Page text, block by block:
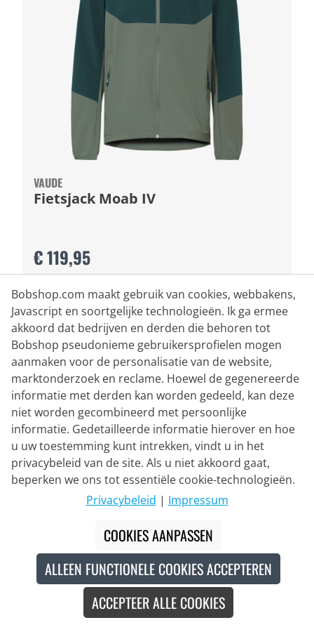
VAUDE
Fietsjack Moab IV
€ 119,95
Nieuw
VAUDE
Fietsjack Moab IV
Eco-certificaat
Bobshop.com maakt gebruik van cookies, webbakens,
Javascript en soortgelijke technologieën. Ik ga ermee
akkoord dat bedrijven en derden die behoren tot
Bobshop pseudonieme gebruikersprofielen mogen
aanmaken voor de personalisatie van de website,
marktonderzoek en reclame. Hoewel de gegenereerde
informatie met derden kan worden gedeeld, kan deze
niet worden gecombineerd met persoonlijke
informatie. Gedetailleerde informatie hierover en hoe
u uw toestemming kunt intrekken, vindt u in het
privacybeleid van de site. Als u niet akkoord gaat,
beperken we ons tot essentiële cookie-technologieën.
Privacybeleid | Impressum
COOKIES AANPASSEN
ALLEEN FUNCTIONELE COOKIES ACCEPTEREN
ACCEPTEER ALLE COOKIES